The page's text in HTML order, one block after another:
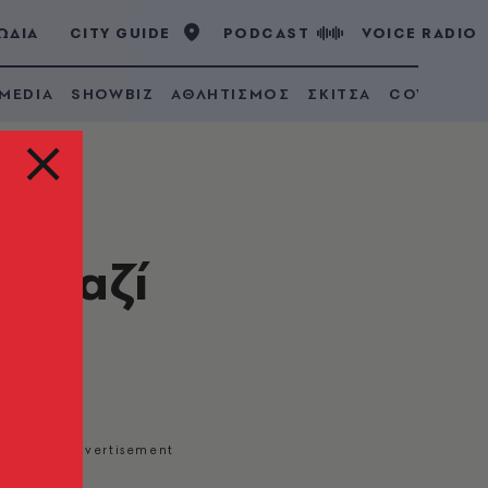
CITY GUIDE PODCAST VOICE RADIO
SHOWBIZ ΑΘΛΗΤΙΣΜΟΣ ΣΚΙΤΣΑ COVID 19
μαζί